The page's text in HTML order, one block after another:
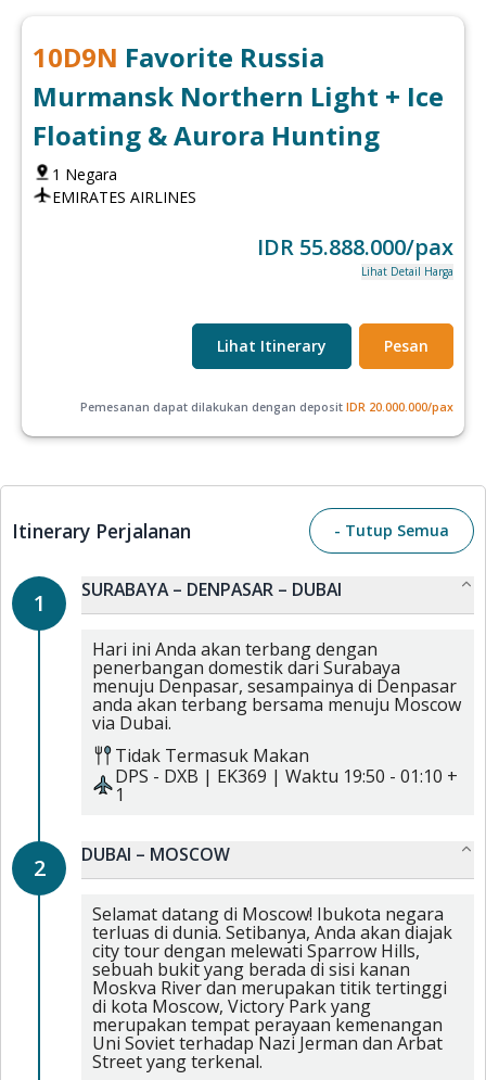
10D9N Favorite Russia
Murmansk Northern Light + Ice
Floating & Aurora Hunting
1 Negara
EMIRATES AIRLINES
IDR 55.888.000/pax
Lihat Detail Harga
Lihat Itinerary Pesan
Pemesanan dapat dilakukan dengan deposit IDR 20.000.000/pax
Itinerary Perjalanan - Tutup Semua
1 SURABAYA – DENPASAR – DUBAI
Hari ini Anda akan terbang dengan
penerbangan domestik dari Surabaya
menuju Denpasar, sesampainya di Denpasar
anda akan terbang bersama menuju Moscow
via Dubai.
Tidak Termasuk Makan
DPS - DXB | EK369 | Waktu 19:50 - 01:10 +
1
2 DUBAI – MOSCOW
Selamat datang di Moscow! Ibukota negara
terluas di dunia. Setibanya, Anda akan diajak
city tour dengan melewati Sparrow Hills,
sebuah bukit yang berada di sisi kanan
Moskva River dan merupakan titik tertinggi
di kota Moscow, Victory Park yang
merupakan tempat perayaan kemenangan
Uni Soviet terhadap Nazi Jerman dan Arbat
Street yang terkenal.